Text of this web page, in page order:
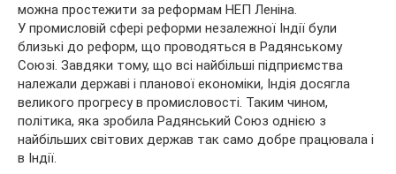
можна простежити за реформам НЕП Леніна.
У промисловій сфері реформи незалежної Індії були
близькі до реформ, що проводяться в Радянському
Союзі. Завдяки тому, що всі найбільші підприємства
належали державі і планової економіки, Індія досягла
великого прогресу в промисловості. Таким чином,
політика, яка зробила Радянський Союз однією з
найбільших світових держав так само добре працювала і
в Індії.